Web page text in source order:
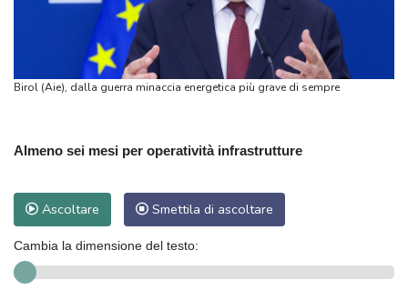
Birol (Aie), dalla guerra minaccia energetica più grave di sempre
Almeno sei mesi per operatività infrastrutture
Ascoltare Smettila di ascoltare
Cambia la dimensione del testo: